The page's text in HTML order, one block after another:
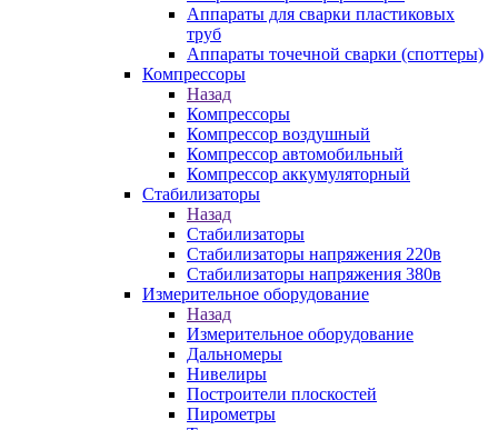
Аппараты для сварки пластиковых
труб
Аппараты точечной сварки (споттеры)
Компрессоры
Назад
Компрессоры
Компрессор воздушный
Компрессор автомобильный
Компрессор аккумуляторный
Стабилизаторы
Назад
Стабилизаторы
Стабилизаторы напряжения 220в
Стабилизаторы напряжения 380в
Измерительное оборудование
Назад
Измерительное оборудование
Дальномеры
Нивелиры
Построители плоскостей
Пирометры